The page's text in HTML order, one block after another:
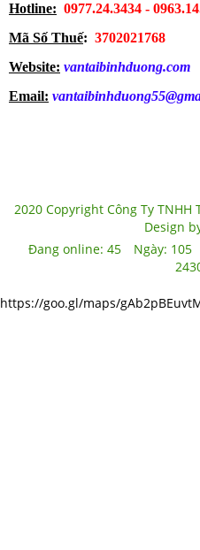
Hotline: 0977.24.3434 -
Mã Số Thuế: 3702021768
Website: vantaibinhduong.com
Email:
2020 Copyright Công Ty TNHH
Design
Đang online: 45 Ngày: 105
https://goo.gl/maps/